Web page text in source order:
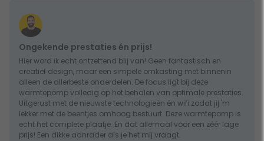
Ongekende prestaties én prijs!
Hier word ik echt ontzettend blij van! Geen fantastisch en
creatief design, maar een simpele omkasting met binnenin
alleen de allerbeste onderdelen. De focus ligt bij deze
warmtepomp volledig op het behalen van optimale prestaties.
Uitgerust met de nieuwste technologieën én wifi zodat jij 'm
lekker met de beentjes omhoog bestuurt. Deze warmtepomp is
echt het complete plaatje. En dat allemaal voor een zéér lage
prijs! Een dikke aanrader als je het mij vraagt.